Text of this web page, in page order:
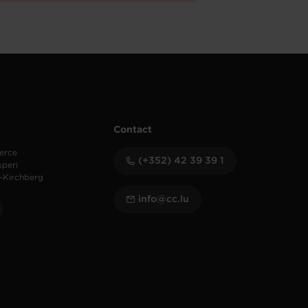
Kirchberg
Contact
(+352) 42 39 39 1
info@cc.lu